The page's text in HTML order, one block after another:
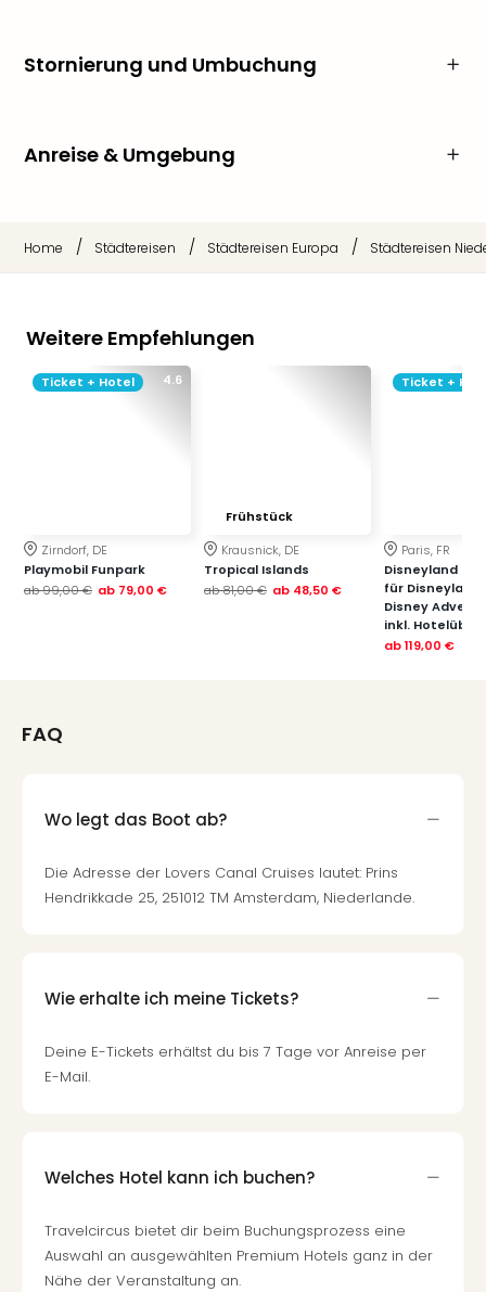
Stornierung und Umbuchung
Anreise & Umgebung
Home / Städtereisen / Städtereisen Europa / Städtereisen
Weitere Empfehlungen
4.6
Ticket + Hotel
Zirndorf, DE
Playmobil Funpark
ab99,00 € ab 79,00 €
Frühstück
Krausnick, DE
Tropical Islands
ab81,00 € ab 48,50 €
Ticket +
Paris, FR
Disneyland
für
Disney
inkl.
ab119,00 €
FAQ
Wo legt das Boot ab?
Die Adresse der Lovers Canal Cruises lautet: Prins
Hendrikkade 25, 251012 TM Amsterdam, Niederlande.
Wie erhalte ich meine Tickets?
Deine E-Tickets erhältst du bis 7 Tage vor Anreise per
E-Mail.
Welches Hotel kann ich buchen?
Travelcircus bietet dir beim Buchungsprozess eine
Auswahl an ausgewählten Premium Hotels ganz in der
Nähe der Veranstaltung an.